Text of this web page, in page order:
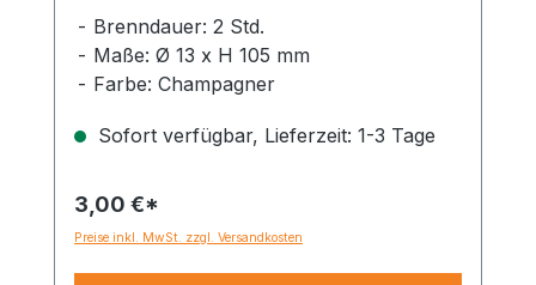
Brenndauer: 2 Std.
Maße: Ø 13 x H 105 mm
Farbe: Champagner
Sofort verfügbar, Lieferzeit: 1-3 Tage
3,00 €*
Preise inkl. MwSt. zzgl. Versandkosten